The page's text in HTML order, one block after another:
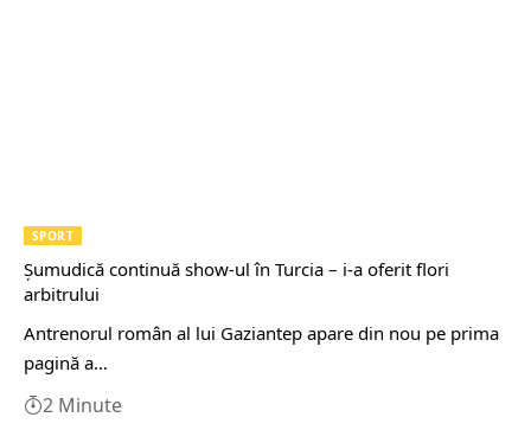
SPORT
Șumudică continuă show-ul în Turcia – i-a oferit flori
arbitrului
Antrenorul român al lui Gaziantep apare din nou pe prima
pagină a…
2 Minute